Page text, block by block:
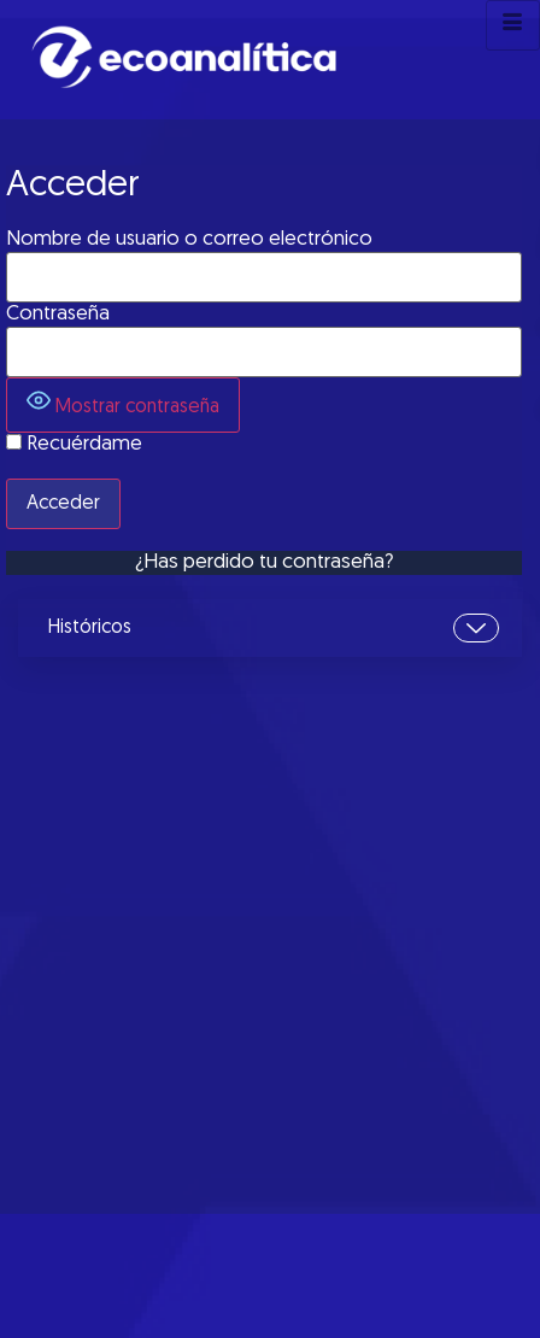
Acceder
Nombre de usuario o correo electrónico
Contraseña
Mostrar contraseña
Recuérdame
¿Has perdido tu contraseña?
Históricos